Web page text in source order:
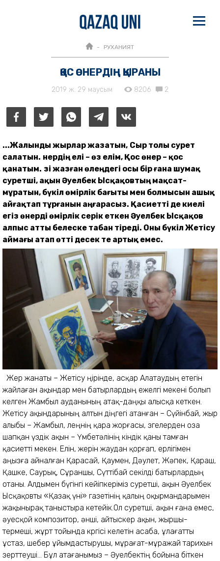
РУХАНИЯТ
ҚОС ӨНЕРДІҢ ҚЫРАНЫ
2019 ж. 29 маусым 8206 2
...Жалынды жырлар жазатын, Сыр толы сурет
салатын. Өнердің елі – өз елім, Қос өнер – қос
қанатым. Өзі жазған өлеңдегі осы бір ғана шумақ
суретші, ақын Әуелбек Ысқақовтың мақсат-
мұратын, бүкіл өмірлік бағыты мен болмысын ашық
айғақтап тұрғанын аңғарасыз. Қасиетті де киелі
егіз өнерді өмірлік серік еткен Әуелбек Ысқақов
алпыс атты белеске табан тіреді. Оны бүкіл Жетісу
аймағы атап өтті десек те артық емес.
Жер жанаты – Жетісу өңірін­де, асқар Алатаудың етегін
жайлаған ақындар мен батыр­лардың ежелгі мекені болып
келген Жамбыл ауданының атақ-даңқы алысқа кеткен.
Жетісу ақындарының алтын діңгегі атанған – Сүйінбай, жыр
алыбы – Жамбыл, өлеңнің қара жорғасы, өзгелерден оза
шапқан үздік ақын – Үмбетәлінің кіндік қаны тамған
қасиетті мекен. Елін, жерін жаудан қорғап, ерлігімен
аңызға айналған Қарасай, Қаумен, Дәулет, Жәпек, Қараш,
Қашке, Саурық, Сұраншы, Сүттібай секілді батырлардың
отаны. Алдымен бүгінгі кейіпкеріміз суретші, ақын Әуелбек
Ыс­қақовты «Қазақ үні» газетінің қалың оқырмандарымен
жа­қынырақ таныстыра кетейік.Ол суретші, ақын ғана емес,
әуесқой композитор, әнші, айтыскер ақын, жыршы-
термеші, жұрт тойында көргісі келетін асаба, ұлағатты
ұстаз, шебер ұйым­дастырушы, мұрағат-мұ­ражай тарихын
зерттеуші... Бұл атағанымыз – Әуелбектің бойына біткен